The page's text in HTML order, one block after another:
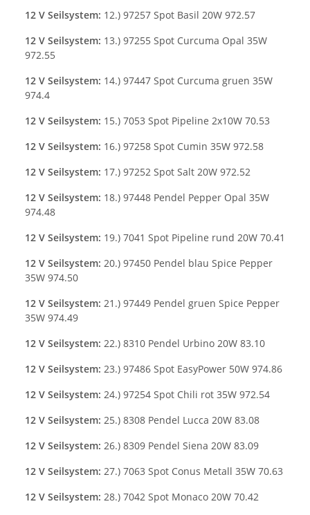
12 V Seilsystem: 12.) 97257 Spot Basil 20W 972.57
12 V Seilsystem: 13.) 97255 Spot Curcuma Opal 35W
972.55
12 V Seilsystem: 14.) 97447 Spot Curcuma gruen 35W
974.4
12 V Seilsystem: 15.) 7053 Spot Pipeline 2x10W 70.53
12 V Seilsystem: 16.) 97258 Spot Cumin 35W 972.58
12 V Seilsystem: 17.) 97252 Spot Salt 20W 972.52
12 V Seilsystem: 18.) 97448 Pendel Pepper Opal 35W
974.48
12 V Seilsystem: 19.) 7041 Spot Pipeline rund 20W 70.41
12 V Seilsystem: 20.) 97450 Pendel blau Spice Pepper
35W 974.50
12 V Seilsystem: 21.) 97449 Pendel gruen Spice Pepper
35W 974.49
12 V Seilsystem: 22.) 8310 Pendel Urbino 20W 83.10
12 V Seilsystem: 23.) 97486 Spot EasyPower 50W 974.86
12 V Seilsystem: 24.) 97254 Spot Chili rot 35W 972.54
12 V Seilsystem: 25.) 8308 Pendel Lucca 20W 83.08
12 V Seilsystem: 26.) 8309 Pendel Siena 20W 83.09
12 V Seilsystem: 27.) 7063 Spot Conus Metall 35W 70.63
12 V Seilsystem: 28.) 7042 Spot Monaco 20W 70.42